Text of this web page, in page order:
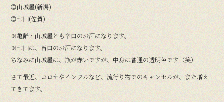
◎山城屋(新潟)
◎七田(佐賀)
※亀齢・山城屋とも辛口のお酒になります。
※七田は、旨口のお酒になります。
ちなみに山城屋は、瓶が赤いですが、中身は普通の透明色です（笑）
さて最近、コロナやインフルなど、流行り物でのキャンセルが、また増え
てきてます。